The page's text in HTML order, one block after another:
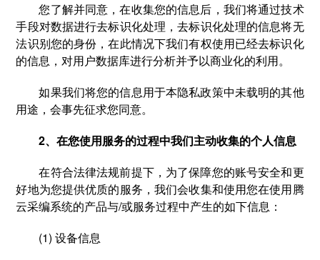
您了解并同意，在收集您的信息后，我们将通过技术
手段对数据进行去标识化处理，去标识化处理的信息将无
法识别您的身份，在此情况下我们有权使用已经去标识化
的信息，对用户数据库进行分析并予以商业化的利用。
如果我们将您的信息用于本隐私政策中未载明的其他
用途，会事先征求您同意。
2、在您使用服务的过程中我们主动收集的个人信息
在符合法律法规前提下，为了保障您的账号安全和更
好地为您提供优质的服务，我们会收集和使用您在使用腾
云采编系统的产品与/或服务过程中产生的如下信息：
(1) 设备信息